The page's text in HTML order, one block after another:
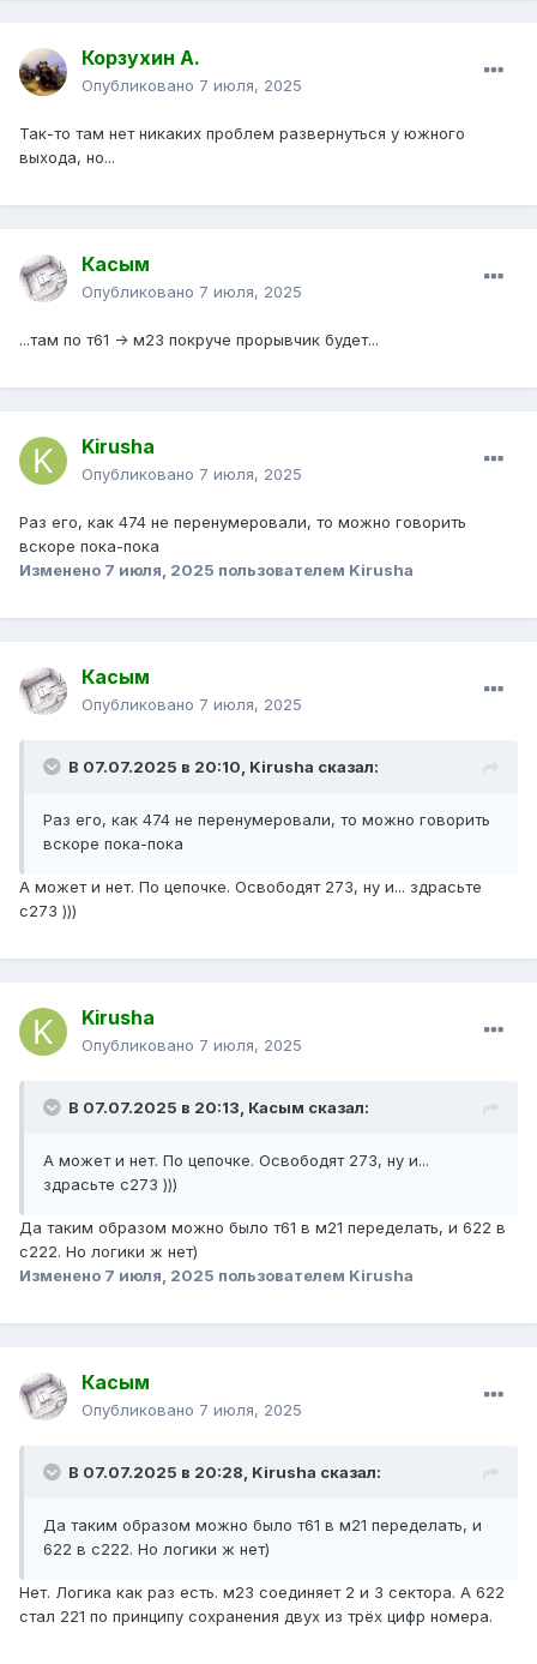
Корзухин А.
Опубликовано 7 июля, 2025
Так-то там нет никаких проблем развернуться у южного
выхода, но...
Касым
Опубликовано 7 июля, 2025
...там по т61 -> м23 покруче прорывчик будет...
Kirusha
Опубликовано 7 июля, 2025
Раз его, как 474 не перенумеровали, то можно говорить
вскоре пока-пока
Изменено 7 июля, 2025 пользователем Kirusha
Касым
Опубликовано 7 июля, 2025
В 07.07.2025 в 20:10, Kirusha сказал:
Раз его, как 474 не перенумеровали, то можно говорить
вскоре пока-пока
А может и нет. По цепочке. Освободят 273, ну и... здрасьте
с273 )))
Kirusha
Опубликовано 7 июля, 2025
В 07.07.2025 в 20:13, Касым сказал:
А может и нет. По цепочке. Освободят 273, ну и...
здрасьте с273 )))
Да таким образом можно было т61 в м21 переделать, и 622 в
с222. Но логики ж нет)
Изменено 7 июля, 2025 пользователем Kirusha
Касым
Опубликовано 7 июля, 2025
В 07.07.2025 в 20:28, Kirusha сказал:
Да таким образом можно было т61 в м21 переделать, и
622 в с222. Но логики ж нет)
Нет. Логика как раз есть. м23 соединяет 2 и 3 сектора. А 622
стал 221 по принципу сохранения двух из трёх цифр номера.